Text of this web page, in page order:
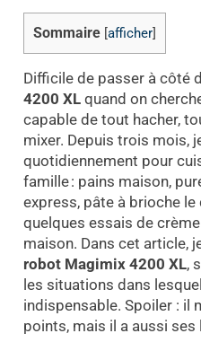
Sommaire afficher]
Difficile de passer à côté
4200 XLquand on
capable de tout hacher,
mixer. Depuis trois mois,
quotidiennement pour
famille : pains maison,
express, pâte à brioche
quelques essais de
maison. Dans cet article,
robot Magimix 4200 XL,
les situations dans
indispensable. Spoiler : il
points, mais il a aussi ses